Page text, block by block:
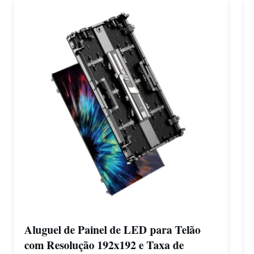
Aluguel de Painel de LED para Telão
com Resolução 192x192 e Taxa de